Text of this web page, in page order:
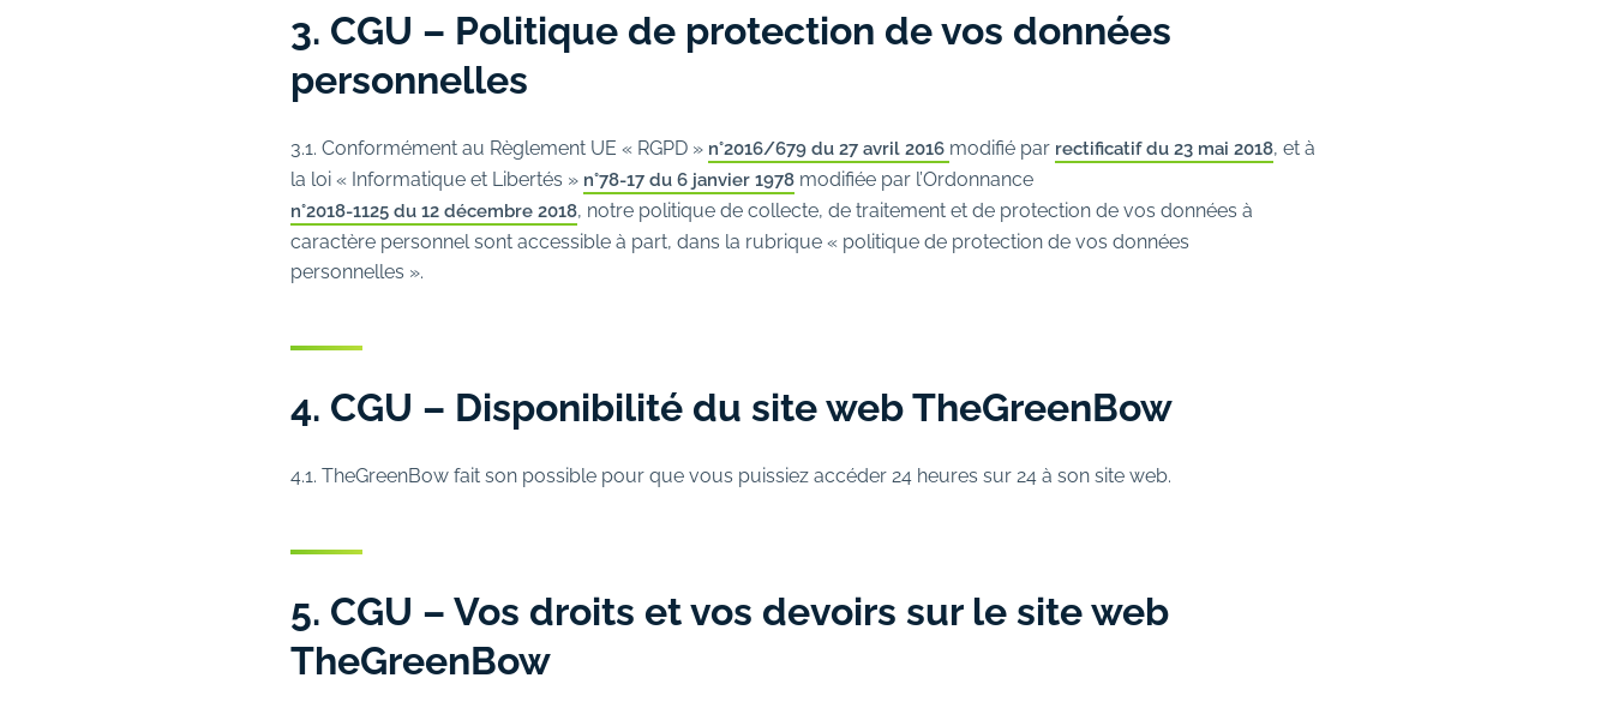
3. CGU – Politique de protection de vos données
personnelles
3.1. Conformément au Règlement UE « RGPD » n°2016/679 du 27 avril 2016 modifié par rectificatif du 23 mai 2018, et à
la loi « Informatique et Libertés » n°78-17 du 6 janvier 1978 modifiée par l’Ordonnance
n°2018-1125 du 12 décembre 2018, notre politique de collecte, de traitement et de protection de vos données à
caractère personnel sont accessible à part, dans la rubrique « politique de protection de vos données
personnelles ».
4. CGU – Disponibilité du site web TheGreenBow
4.1. TheGreenBow fait son possible pour que vous puissiez accéder 24 heures sur 24 à son site web.
5. CGU – Vos droits et vos devoirs sur le site web
TheGreenBow